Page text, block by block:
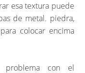
esa textura puede
de metal. piedra,
colocar encima
problema con el